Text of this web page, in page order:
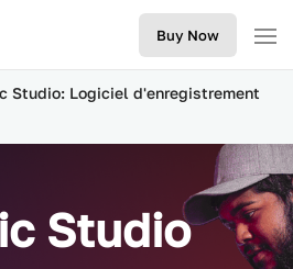
Buy Now
Studio: Logiciel d'enregistrement
Studio